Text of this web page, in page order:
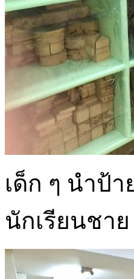
เด็ก ๆ นำป้
นักเรียนชา